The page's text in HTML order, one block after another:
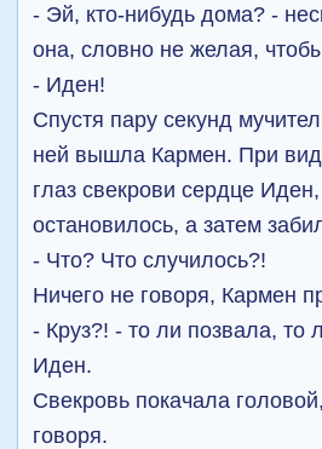
- Эй, кто-нибудь дома? -
она, словно не желая,
- Иден!
Спустя пару секунд
ней вышла Кармен. При
глаз свекрови сердце
остановилось, а затем
- Что? Что случилось?!
Ничего не говоря, Кармен
- Круз?! - то ли позвала,
Иден.
Свекровь покачала
говоря.